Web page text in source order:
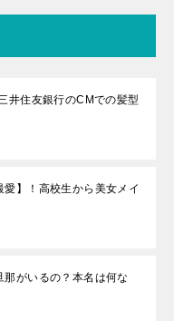
井住友銀行のCMでの髪型
】！高校生から美女メイ
がいるの？本名は何な